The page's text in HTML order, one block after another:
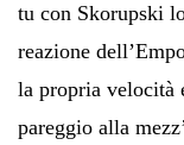
tu con Skorupski
reazione
la propria velocità
pareggio alla